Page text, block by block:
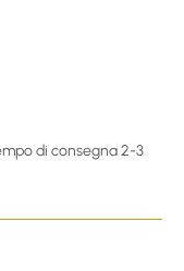
di consegna 2-3